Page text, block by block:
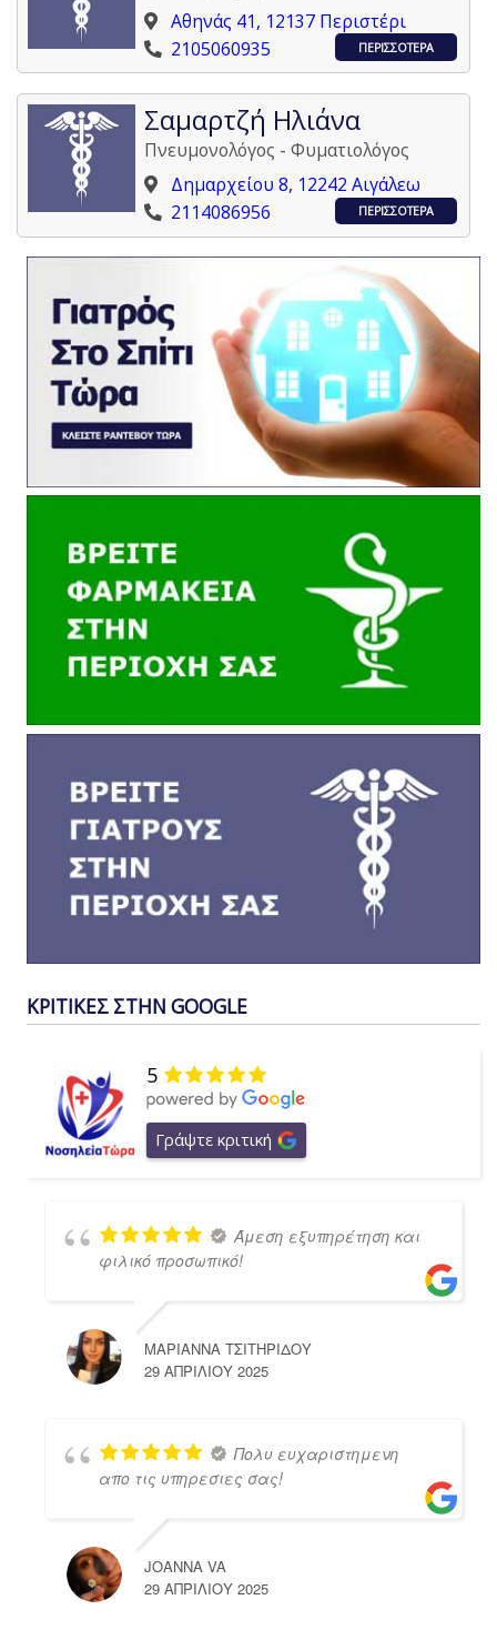
Αθηνάς 41, 12137 Περιστέρι
2105060935
ΠΕΡΙΣΣΟΤΕΡΑ
Σαμαρτζή Ηλιάνα
Πνευμονολόγος - Φυματιολόγος
Δημαρχείου 8, 12242 Αιγάλεω
2114086956
ΠΕΡΙΣΣΟΤΕΡΑ
ΚΡΙΤΙΚΕΣ ΣΤΗΝ GOOGLE
5
Γράψτε κριτική
Άμεση εξυπηρέτηση και
φιλικό προσωπικό!
ΜΑΡΙΑΝΝΑ ΤΣΙΤΗΡΙΔΟΥ
29 ΑΠΡΙΛΊΟΥ 2025
Πολυ ευχαριστημενη
απο τις υπηρεσιες σας!
JOANNA VA
29 ΑΠΡΙΛΊΟΥ 2025